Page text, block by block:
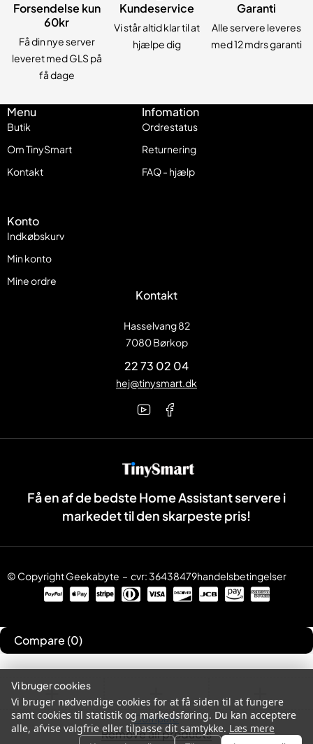
Forsendelse kun
60kr
Få din nye server
leveret med GLS på
få dage
Kundeservice
Vi står altid klar til at
hjælpe dig
Garanti
Alle servere leveres
med 12 mdrs garanti
Få en af de bedste Home Assistant servere i
markedet til den skarpeste pris!
Menu
Butik
Om TinySmart
Kontakt
Infomation
Ordrestatus
Returnering
FAQ - hjælp
Konto
Indkøbskurv
Min konto
Mine ordre
Kontakt
Hasselvang 82
7080 Børkop
22 73 02 04
hej@tinysmart.dk
© CopyrightGeekabyte – cvr: 36438479handelsbetingelser
Vi bruger cookies
Vi bruger nødvendige cookies for at få siden til at fungere
samt cookies til statistik og markedsføring. Du kan acceptere
alle, afvise valgfrie eller tilpasse dit samtykke. Læs mere
Compare(0)
Compare
Remove all products